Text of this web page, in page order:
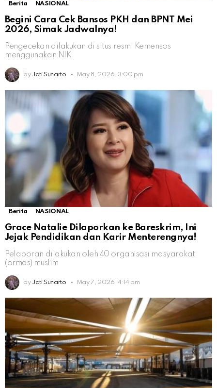
Berita NASIONAL
Begini Cara Cek Bansos PKH dan BPNT Mei
2026, Simak Jadwalnya!
Pengecekan dilakukan di situs resmi Kemensos
menggunakan NIK
by Jati Sunarto May 8, 2026, 3:00 pm
Berita NASIONAL
Grace Natalie Dilaporkan ke Bareskrim, Ini
Jejak Pendidikan dan Karir Menterengnya!
Pelaporan dilakukan oleh 40 organisasi masyarakat
(ormas) muslim
by Jati Sunarto May 7, 2026, 4:14 pm